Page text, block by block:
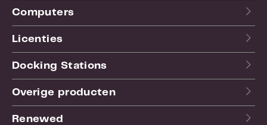
Computers
Licenties
Docking Stations
Overige producten
Renewed